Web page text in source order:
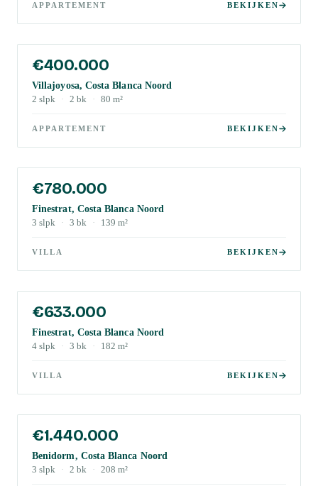
APPARTEMENT BEKIJKEN
€400.000
Villajoyosa, Costa Blanca Noord
2 slpk · 2 bk · 80 m²
APPARTEMENT BEKIJKEN
€780.000
Finestrat, Costa Blanca Noord
3 slpk · 3 bk · 139 m²
VILLA BEKIJKEN
€633.000
Finestrat, Costa Blanca Noord
4 slpk · 3 bk · 182 m²
VILLA BEKIJKEN
€1.440.000
Benidorm, Costa Blanca Noord
3 slpk · 2 bk · 208 m²